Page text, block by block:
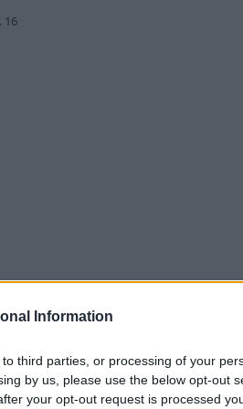
Information
third parties, or processing of your
by us, please use the below opt-out
your opt-out request is processed
16